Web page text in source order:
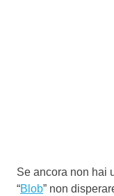
Se ancora non hai
“Blob” non